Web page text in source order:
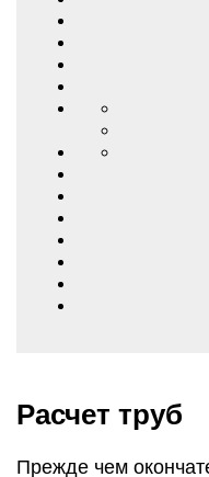
Расчет труб
Прежде чем